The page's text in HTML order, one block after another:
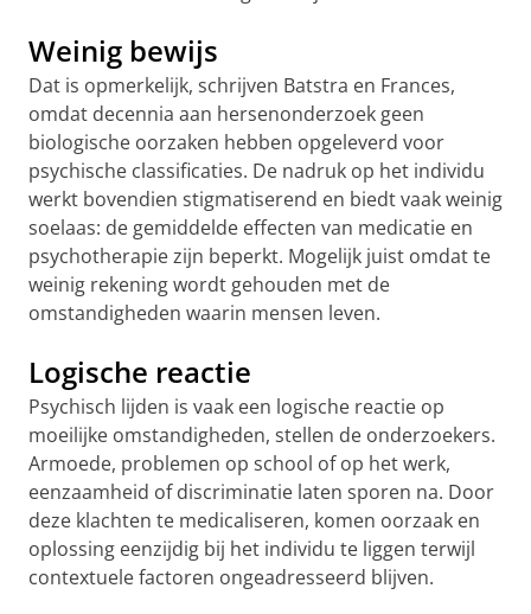
Weinig bewijs
Dat is opmerkelijk, schrijven Batstra en Frances,
omdat decennia aan hersenonderzoek geen
biologische oorzaken hebben opgeleverd voor
psychische classificaties. De nadruk op het individu
werkt bovendien stigmatiserend en biedt vaak weinig
soelaas: de gemiddelde effecten van medicatie en
psychotherapie zijn beperkt. Mogelijk juist omdat te
weinig rekening wordt gehouden met de
omstandigheden waarin mensen leven.
Logische reactie
Psychisch lijden is vaak een logische reactie op
moeilijke omstandigheden, stellen de onderzoekers.
Armoede, problemen op school of op het werk,
eenzaamheid of discriminatie laten sporen na. Door
deze klachten te medicaliseren, komen oorzaak en
oplossing eenzijdig bij het individu te liggen terwijl
contextuele factoren ongeadresseerd blijven.